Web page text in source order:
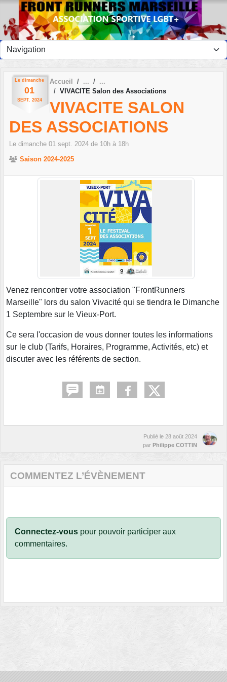
Le dimanche
01
SEPT. 2024
Accueil
VIVACITE Salon des Associations
VIVACITE SALON
DES ASSOCIATIONS
Le dimanche 01 sept. 2024 de 10h à 18h
Saison 2024-2025
Venez rencontrer votre association "FrontRunners
Marseille" lors du salon Vivacité qui se tiendra le Dimanche
1 Septembre sur le Vieux-Port.
Ce sera l'occasion de vous donner toutes les informations
sur le club (Tarifs, Horaires, Programme, Activités, etc) et
discuter avec les référents de section.
Publié le 28 août 2024
par Philippe COTTIN
COMMENTEZ L’ÉVÈNEMENT
Connectez-vous pour pouvoir participer aux
commentaires.
Panneau de gestion des cookies